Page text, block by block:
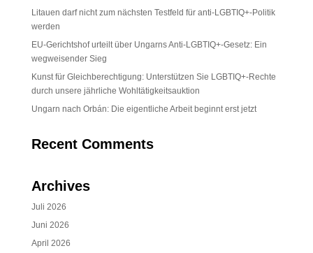
Litauen darf nicht zum nächsten Testfeld für anti-LGBTIQ+-Politik
werden
EU-Gerichtshof urteilt über Ungarns Anti-LGBTIQ+-Gesetz: Ein
wegweisender Sieg
Kunst für Gleichberechtigung: Unterstützen Sie LGBTIQ+-Rechte
durch unsere jährliche Wohltätigkeitsauktion
Ungarn nach Orbán: Die eigentliche Arbeit beginnt erst jetzt
Recent Comments
Archives
Juli 2026
Juni 2026
April 2026